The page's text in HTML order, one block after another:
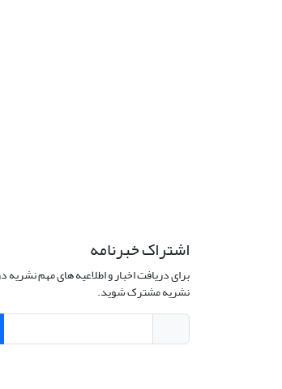
اشتراک خبرنامه
برای دریافت اخبار و اطلاعیه های مهم نشریه
نشریه مشترک شوید.